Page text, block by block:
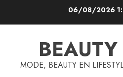
06/08/2026
MODE, BEAUTY EN